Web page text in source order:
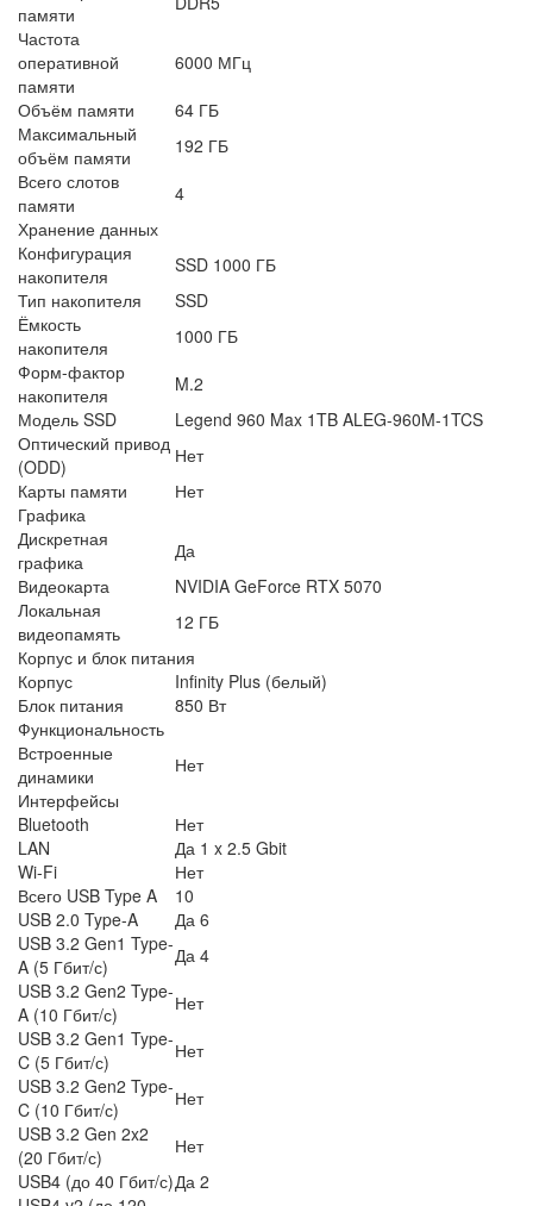
памяти
Частота
оперативной
памяти
6000 МГц
Объём памяти
64 ГБ
Максимальный
объём памяти
192 ГБ
Всего слотов
памяти
4
Хранение данных
Конфигурация
накопителя
SSD 1000 ГБ
Тип накопителя
SSD
Ёмкость
накопителя
1000 ГБ
Форм-фактор
накопителя
M.2
Модель SSD
Legend 960 Max 1TB ALEG-960M-1TCS
Оптический привод
(ODD)
Нет
Карты памяти
Нет
Графика
Дискретная
графика
Да
Видеокарта
NVIDIA GeForce RTX 5070
Локальная
видеопамять
12 ГБ
Корпус и блок питания
Корпус
Infinity Plus (белый)
Блок питания
850 Вт
Функциональность
Встроенные
динамики
Нет
Интерфейсы
Bluetooth
Нет
LAN
Да 1 x 2.5 Gbit
Wi-Fi
Нет
Всего USB Type A
10
USB 2.0 Type-A
Да 6
USB 3.2 Gen1 Type-
A (5 Гбит/с)
Да 4
USB 3.2 Gen2 Type-
A (10 Гбит/с)
Нет
USB 3.2 Gen1 Type-
C (5 Гбит/с)
Нет
USB 3.2 Gen2 Type-
C (10 Гбит/с)
Нет
USB 3.2 Gen 2x2
(20 Гбит/с)
Нет
USB4 (до 40 Гбит/с)Да 2